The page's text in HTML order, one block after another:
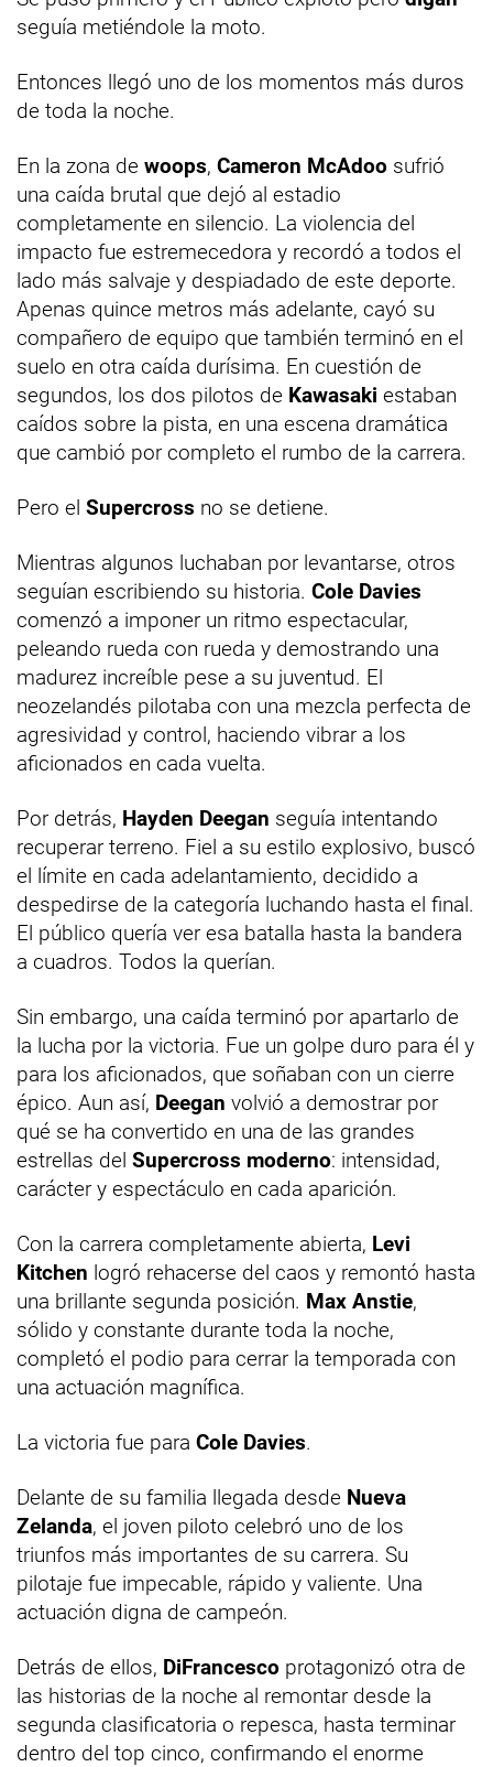
seguía metiéndole la moto.
Entonces llegó uno de los momentos más duros
de toda la noche.
En la zona de woops, Cameron McAdoo sufrió
una caída brutal que dejó al estadio
completamente en silencio. La violencia del
impacto fue estremecedora y recordó a todos el
lado más salvaje y despiadado de este deporte.
Apenas quince metros más adelante, cayó su
compañero de equipo que también terminó en el
suelo en otra caída durísima. En cuestión de
segundos, los dos pilotos de Kawasaki estaban
caídos sobre la pista, en una escena dramática
que cambió por completo el rumbo de la carrera.
Pero el Supercross no se detiene.
Mientras algunos luchaban por levantarse, otros
seguían escribiendo su historia. Cole Davies
comenzó a imponer un ritmo espectacular,
peleando rueda con rueda y demostrando una
madurez increíble pese a su juventud. El
neozelandés pilotaba con una mezcla perfecta de
agresividad y control, haciendo vibrar a los
aficionados en cada vuelta.
Por detrás, Hayden Deegan seguía intentando
recuperar terreno. Fiel a su estilo explosivo, buscó
el límite en cada adelantamiento, decidido a
despedirse de la categoría luchando hasta el final.
El público quería ver esa batalla hasta la bandera
a cuadros. Todos la querían.
Sin embargo, una caída terminó por apartarlo de
la lucha por la victoria. Fue un golpe duro para él y
para los aficionados, que soñaban con un cierre
épico. Aun así, Deegan volvió a demostrar por
qué se ha convertido en una de las grandes
estrellas del Supercross moderno: intensidad,
carácter y espectáculo en cada aparición.
Con la carrera completamente abierta, Levi
Kitchen logró rehacerse del caos y remontó hasta
una brillante segunda posición. Max Anstie,
sólido y constante durante toda la noche,
completó el podio para cerrar la temporada con
una actuación magnífica.
La victoria fue para Cole Davies.
Delante de su familia llegada desde Nueva
Zelanda, el joven piloto celebró uno de los
triunfos más importantes de su carrera. Su
pilotaje fue impecable, rápido y valiente. Una
actuación digna de campeón.
Detrás de ellos, DiFrancesco protagonizó otra de
las historias de la noche al remontar desde la
segunda clasificatoria o repesca, hasta terminar
dentro del top cinco, confirmando el enorme